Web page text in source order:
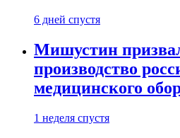
6 дней спустя
Мишустин
производство
медицинского
1 неделя спустя